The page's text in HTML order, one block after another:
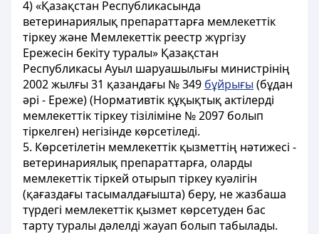
4) «Қазақстан Республикасында
ветеринариялық препараттарға мемлекеттік
тіркеу және Мемлекеттік реестр жүргізу
Ережесін бекіту туралы» Қазақстан
Республикасы Ауыл шаруашылығы министрінің
2002 жылғы 31 қазандағы № 349 бұйрығы (бұдан
әрі - Ереже) (Нормативтік құқықтық актілерді
мемлекеттік тіркеу тізіліміне № 2097 болып
тіркелген) негізінде көрсетіледі.
5. Көрсетілетін мемлекеттік қызметтің нәтижесі -
ветеринариялық препараттарға, оларды
мемлекеттік тіркей отырып тіркеу куәлігін
(қағаздағы тасымалдағышта) беру, не жазбаша
түрдегі мемлекеттік қызмет көрсетуден бас
тарту туралы дәлелді жауап болып табылады.